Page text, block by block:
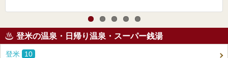
登米の温泉・日帰り温泉・スーパー銭湯
登米 10